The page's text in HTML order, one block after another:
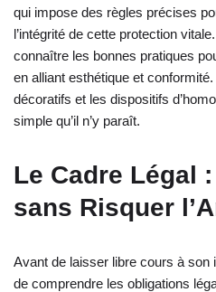
qui impose des règles précises
l’intégrité de cette protection
connaître les bonnes pratiques
en alliant esthétique et
décoratifs et les dispositifs
simple qu’il n’y paraît.
Le Cadre Légal
sans Risquer
Avant de laisser libre cours à son
de comprendre les obligations